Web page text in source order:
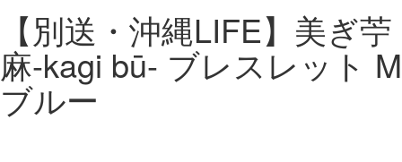
【別送・沖縄LIFE】美ぎ苧
麻-kagi bū- ブレスレット M
ブルー